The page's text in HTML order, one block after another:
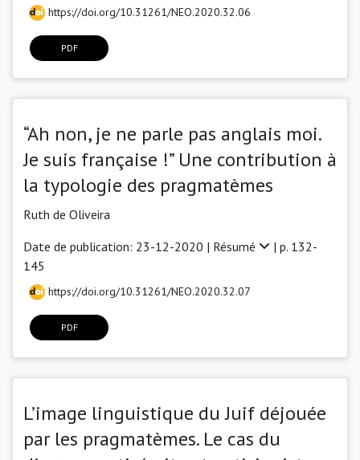
https://doi.org/10.31261/NEO.2020.32.06
PDF
“Ah non, je ne parle pas anglais moi.
Je suis française !” Une contribution à
la typologie des pragmatèmes
Ruth de Oliveira
Date de publication: 23-12-2020 | Résumé
| p. 132-
145
https://doi.org/10.31261/NEO.2020.32.07
PDF
L’image linguistique du Juif déjouée
par les pragmatèmes. Le cas du